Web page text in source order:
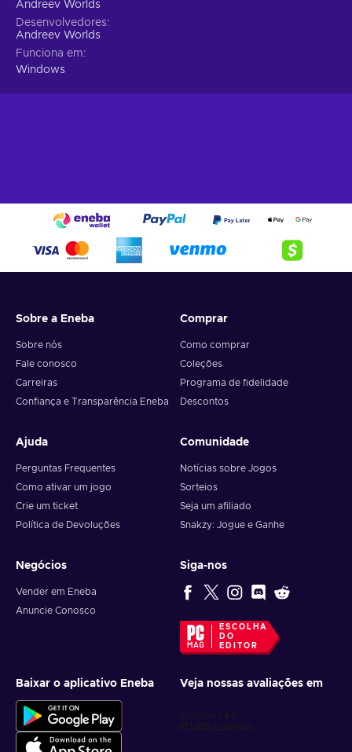
Andreev Worlds
Desenvolvedores
Andreev Worlds
Funciona em
Windows
Sobre a Eneba
Sobre nós
Fale conosco
Carreiras
Confiança e Transparência Eneba
Comprar
Como comprar
Coleções
Programa de fidelidade
Descontos
Ajuda
Perguntas Frequentes
Como ativar um jogo
Crie um ticket
Política de Devoluções
Comunidade
Notícias sobre Jogos
Sorteios
Seja um afiliado
Snakzy: Jogue e Ganhe
Negócios
Vender em Eneba
Anuncie Conosco
Siga-nos
ESCOLHA
DO
EDITOR
Baixar o aplicativo Eneba Veja nossas avaliações em